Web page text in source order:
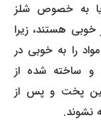
به خصوص شلز
هستند، زیرا
به خوبی در
ساخته شده از
پخت و پس از